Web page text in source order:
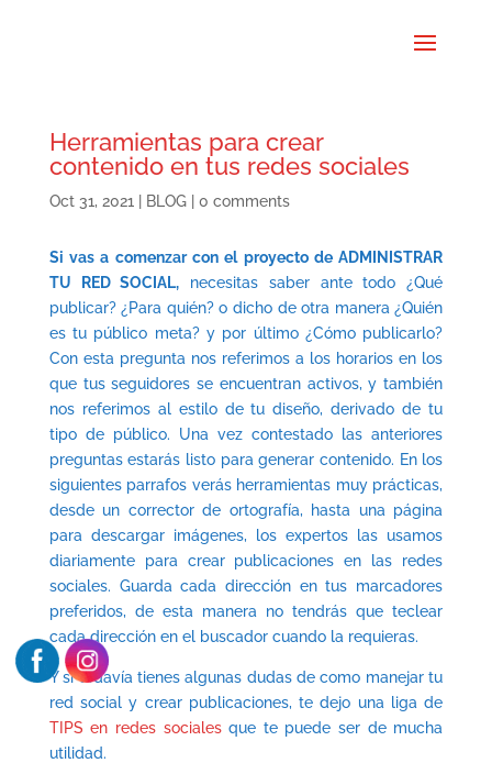
Herramientas para crear
contenido en tus redes sociales
Oct 31, 2021 BLOG| 0 comments
Si vas a comenzar con el proyecto de ADMINISTRAR
TU RED SOCIAL, necesitas saber ante todo ¿Qué
publicar? ¿Para quién? o dicho de otra manera ¿Quién
es tu público meta? y por último ¿Cómo publicarlo?
Con esta pregunta nos referimos a los horarios en los
que tus seguidores se encuentran activos, y también
nos referimos al estilo de tu diseño, derivado de tu
tipo de público. Una vez contestado las anteriores
preguntas estarás listo para generar contenido. En los
siguientes parrafos verás herramientas muy prácticas,
desde un corrector de ortografía, hasta una página
para descargar imágenes, los expertos las usamos
diariamente para crear publicaciones en las redes
sociales. Guarda cada dirección en tus marcadores
preferidos, de esta manera no tendrás que teclear
cada dirección en el buscador cuando la requieras.
Y si todavía tienes algunas dudas de como manejar tu
red social y crear publicaciones, te dejo una liga de
TIPS en redes socialesque te puede ser de mucha
utilidad.